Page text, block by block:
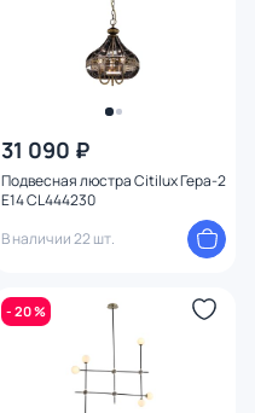
31 090 ₽
Подвесная люстра Citilux Гера-2
E14 CL444230
В наличии 22 шт.
- 20 %